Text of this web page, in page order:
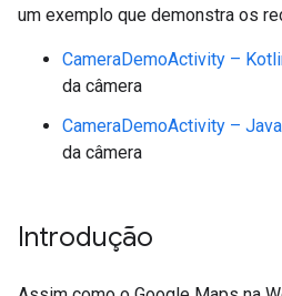
um exemplo que demonstra os
CameraDemoActivity –
da câmera
CameraDemoActivity – Java
da câmera
Introdução